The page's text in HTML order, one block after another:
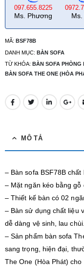
097.655.8225
Ms. Phương
MÃ: BSF78B
DANH MỤC: BÀN SOFA
TỪ KHÓA: BÀN SOFA PHÒNG
BÀN SOFA THE ONE (HÒA
MÔ TẢ
– Bàn sofa BSF78B chất
– Mặt ngăn kéo bằng gỗ
– Thiết kế bàn có 02
– Bàn sử dụng chất liệu
dễ dàng vệ sinh, lau chùi.
– Sản phẩm bàn sofa
sang trọng, hiện đại,
The One (Hòa Phát)